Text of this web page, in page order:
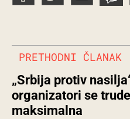
PRETHODNI ČLANAK
„Srbija protiv
organizatori se
maksimalna